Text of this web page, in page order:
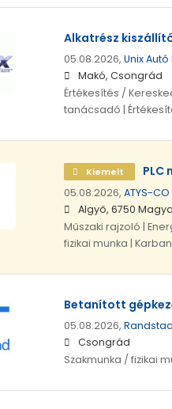
Alkatrész
05.08.2026, Unix Autó
Makó, Csongrád
Értékesítés /
tanácsadó |
Kiemelt PLC
05.08.2026, ATYS-CO
Algyő, 6750
Műszaki rajzoló |
fizikai munka |
Betanított
05.08.2026,
Csongrád
Szakmunka / fizikai